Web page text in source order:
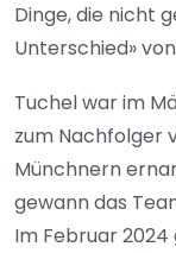
Dinge, die nicht
Unterschied»
Tuchel war im
zum Nachfolger
Münchnern
gewann das
Im Februar